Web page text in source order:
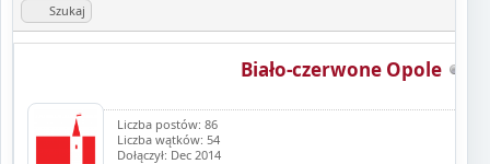
Szukaj
Biało-czerwone Opole
Liczba postów: 86
Liczba wątków: 54
Dołączył: Dec 2014